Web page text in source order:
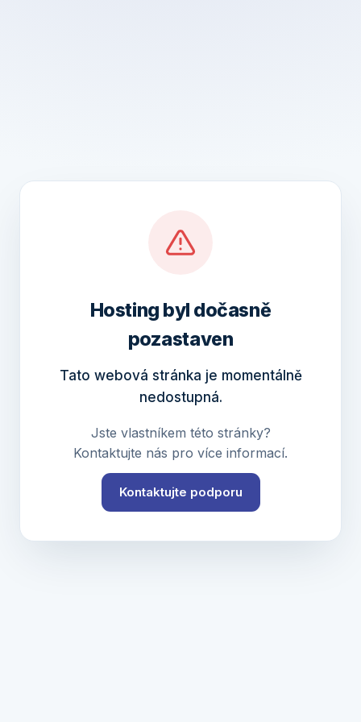
Hosting byl dočasně
pozastaven
Tato webová stránka je momentálně
nedostupná.
Jste vlastníkem této stránky?
Kontaktujte nás pro více informací.
Kontaktujte podporu